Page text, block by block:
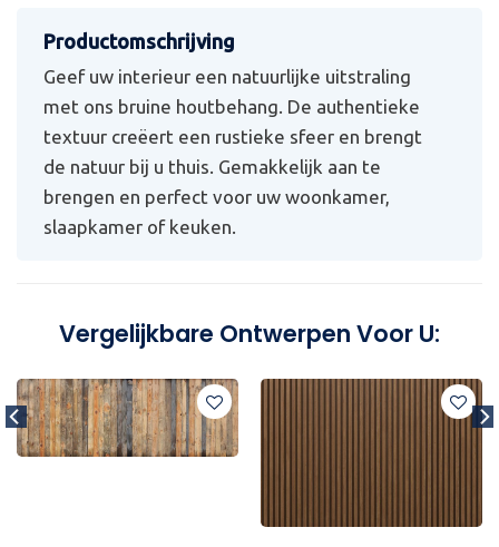
Geef uw interieur een natuurlijke uitstraling
met ons bruine houtbehang. De authentieke
textuur creëert een rustieke sfeer en brengt
de natuur bij u thuis. Gemakkelijk aan te
brengen en perfect voor uw woonkamer,
slaapkamer of keuken.
Vergelijkbare Ontwerpen Voor U: